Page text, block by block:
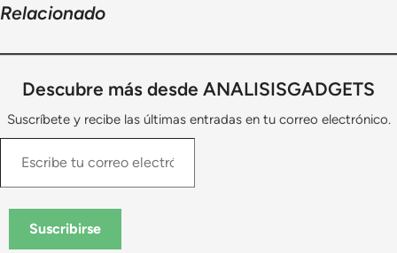
Relacionado
Descubre más desde ANALISISGADGETS
Suscríbete y recibe las últimas entradas en tu correo electrónico.
correo
electrónico…
Suscribirse